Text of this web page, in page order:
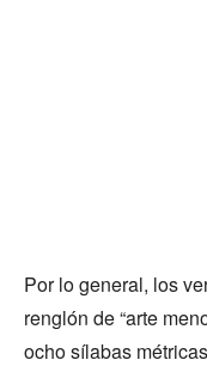
Por lo general, los
renglón de “arte
ocho sílabas